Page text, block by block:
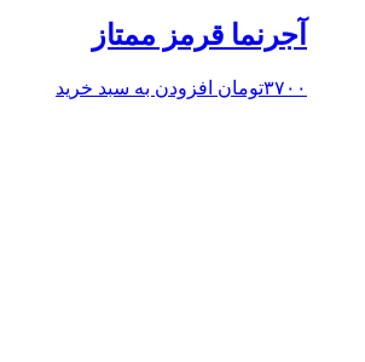
آجرنما قرمز ممتاز
۳۷۰۰تومان افزودن به سبد خرید